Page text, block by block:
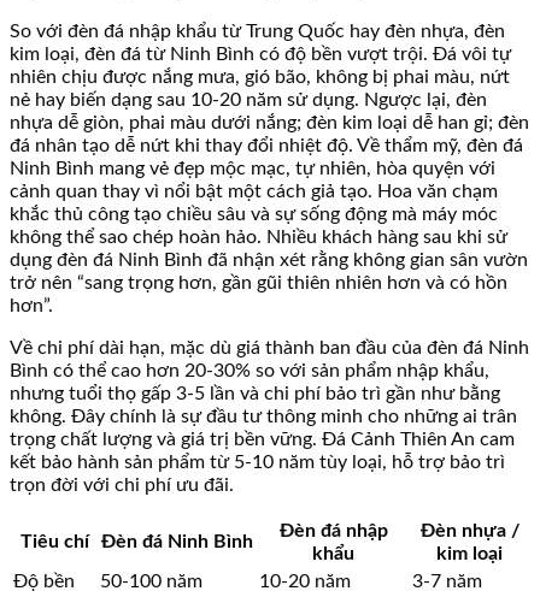
So với đèn đá nhập khẩu từ Trung Quốc hay đèn nhựa, đèn
kim loại, đèn đá từ Ninh Bình có độ bền vượt trội. Đá vôi tự
nhiên chịu được nắng mưa, gió bão, không bị phai màu, nứt
nẻ hay biến dạng sau 10-20 năm sử dụng. Ngược lại, đèn
nhựa dễ giòn, phai màu dưới nắng; đèn kim loại dễ han gỉ; đèn
đá nhân tạo dễ nứt khi thay đổi nhiệt độ. Về thẩm mỹ, đèn đá
Ninh Bình mang vẻ đẹp mộc mạc, tự nhiên, hòa quyện với
cảnh quan thay vì nổi bật một cách giả tạo. Hoa văn chạm
khắc thủ công tạo chiều sâu và sự sống động mà máy móc
không thể sao chép hoàn hảo. Nhiều khách hàng sau khi sử
dụng đèn đá Ninh Bình đã nhận xét rằng không gian sân vườn
trở nên “sang trọng hơn, gần gũi thiên nhiên hơn và có hồn
hơn”.
Về chi phí dài hạn, mặc dù giá thành ban đầu của đèn đá Ninh
Bình có thể cao hơn 20-30% so với sản phẩm nhập khẩu,
nhưng tuổi thọ gấp 3-5 lần và chi phí bảo trì gần như bằng
không. Đây chính là sự đầu tư thông minh cho những ai trân
trọng chất lượng và giá trị bền vững. Đá Cảnh Thiên An cam
kết bảo hành sản phẩm từ 5-10 năm tùy loại, hỗ trợ bảo trì
trọn đời với chi phí ưu đãi.
Tiêu chí Đèn đá Ninh Bình
Đèn đá nhập
khẩu
Đèn nhựa /
kim loại
Độ bền
50-100 năm 10-20 năm
3-7 năm